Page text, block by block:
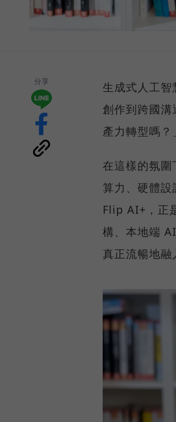
分享
生成式人工
創作到跨國
產力轉型嗎？」
在這樣的氛
算力、硬體
Flip AI+，正
構、本地端
真正流暢地融